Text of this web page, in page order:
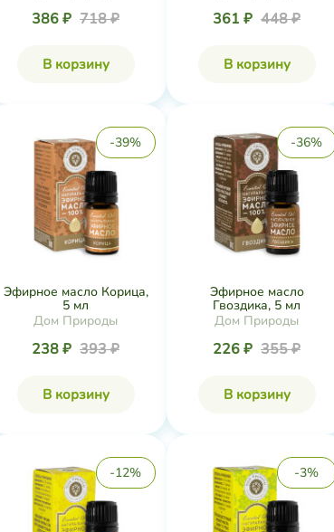
386 ₽ 718 ₽
В корзину
361 ₽ 448 ₽
В корзину
-39%
Эфирное масло Корица,
5 мл
Дом Природы
238 ₽ 393 ₽
В корзину
-36%
Эфирное масло
Гвоздика, 5 мл
Дом Природы
226 ₽ 355 ₽
В корзину
-12% -3%